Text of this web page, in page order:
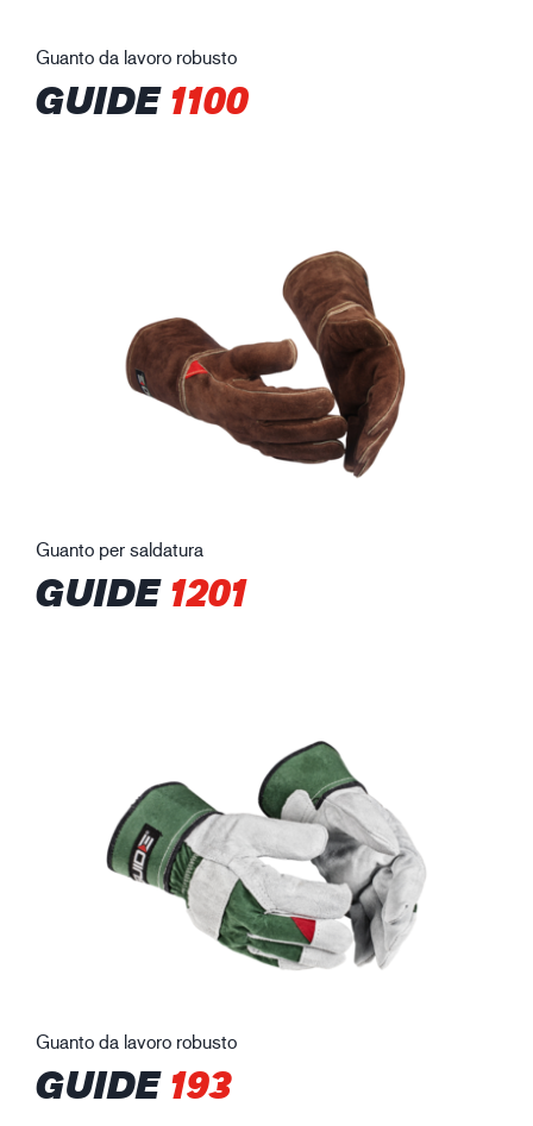
Guanto da lavoro robusto
GUIDE1100
Guanto per saldatura
GUIDE1201
Guanto da lavoro robusto
GUIDE193